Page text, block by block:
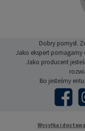
Dobry pomysł.
Jako ekspert pomagamy
Jako producent
Bo jesteśmy
Facebook
Wysyłka i dostawa